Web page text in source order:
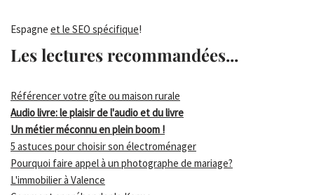
Espagne et le SEO spécifique!
Les lectures recommandées...
Référencer votre gîte ou maison rurale
Audio livre: le plaisir de l'audio et du livre
Un métier méconnu en plein boom !
5 astuces pour choisir son électroménager
Pourquoi faire appel à un photographe de mariage?
L'immobilier à Valence